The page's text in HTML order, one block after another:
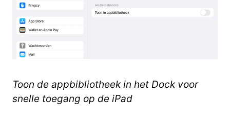
Toon de appbibliotheek in het Dock voor
snelle toegang op de iPad